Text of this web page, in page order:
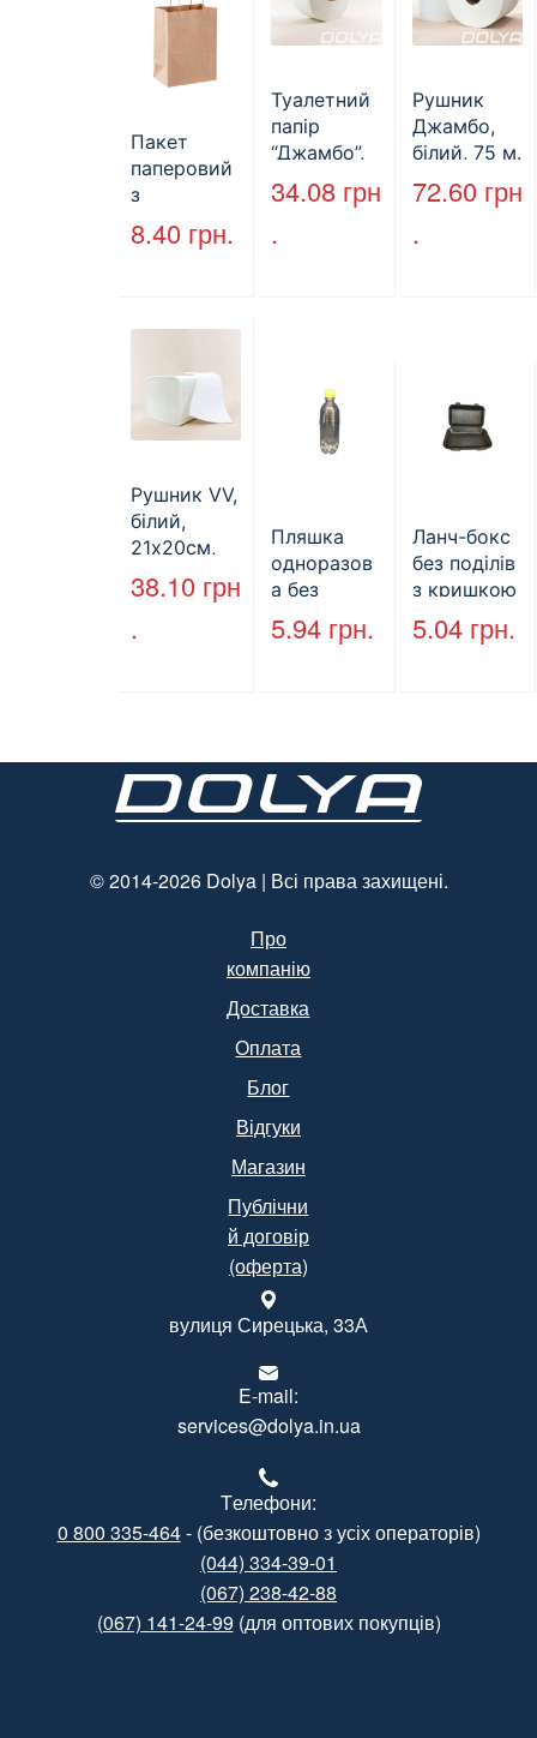
Пакет
паперовий
з
крученими
ручками,
мм*140 мм.
8.40 грн.
Туалетний
папір
“Джамбо”,
130м.
34.08 грн
.
Рушник
Джамбо,
білий, 75 м.
72.60 грн
.
Рушник VV,
білий,
21х20см,
160л.
38.10 грн
.
Пляшка
одноразов
а без
кришки,
ПЕТ, V=500
5.94 грн.
Ланч-бокс
без поділів
з кришкою
HP-10, 240
мм * 155
, чорний,
250 шт. /
Уп.
5.04 грн.
© 2014-2026 Dolya | Всі права захищені.
Про
компанію
Доставка
Оплата
Блог
Відгуки
Магазин
Публічни
й договір
(оферта)
вулиця Сирецька, 33А
E-mail:
services@dolya.in.ua
Tелефони:
0 800 335-464- (безкоштовно з усіх операторів)
(044) 334-39-01
(067) 238-42-88
(067) 141-24-99 (для оптових покупців)